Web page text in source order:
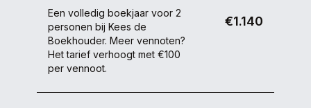
Een volledig boekjaar voor 2
personen bij Kees de
Boekhouder. Meer vennoten?
Het tarief verhoogt met €100
per vennoot.
€1.140